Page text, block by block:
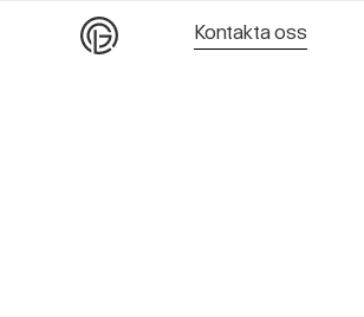
Kontakta oss